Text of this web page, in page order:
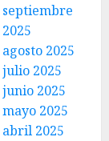
septiembre
2025
agosto 2025
julio 2025
junio 2025
mayo 2025
abril 2025